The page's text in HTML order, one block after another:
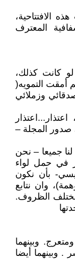
الافتتاحية،
المعترف
كانت كذلك،
أمقت التمويه(
وزملائي
صدور المجلة –
جميعا – نحن
في حمل لواء
بأن نكون
وان نتابع
الظروف.
وبينهما
. وبينهما أيضا